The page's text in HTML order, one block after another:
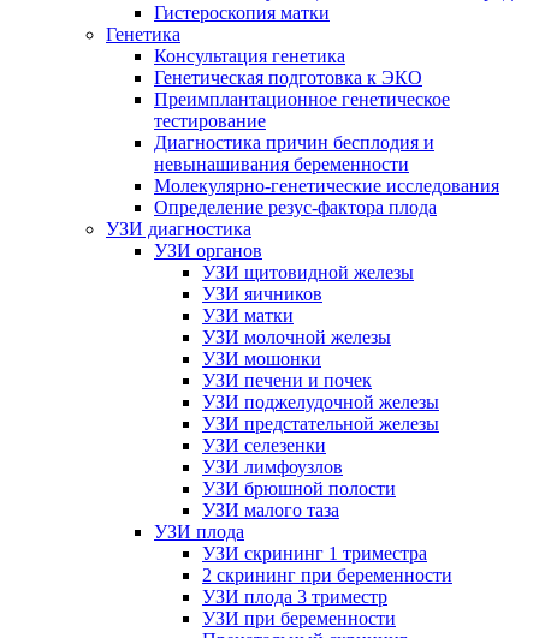
Гистероскопия матки
Генетика
Консультация генетика
Генетическая подготовка к ЭКО
Преимплантационное генетическое
тестирование
Диагностика причин бесплодия и
невынашивания беременности
Молекулярно-генетические исследования
Определение резус-фактора плода
УЗИ диагностика
УЗИ органов
УЗИ щитовидной железы
УЗИ яичников
УЗИ матки
УЗИ молочной железы
УЗИ мошонки
УЗИ печени и почек
УЗИ поджелудочной железы
УЗИ предстательной железы
УЗИ селезенки
УЗИ лимфоузлов
УЗИ брюшной полости
УЗИ малого таза
УЗИ плода
УЗИ скрининг 1 триместра
2 скрининг при беременности
УЗИ плода 3 триместр
УЗИ при беременности